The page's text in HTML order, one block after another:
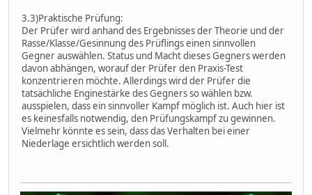
3.3)Praktische Prüfung:
Der Prüfer wird anhand des Ergebnisses der Theorie und der
Rasse/Klasse/Gesinnung des Prüflings einen sinnvollen
Gegner auswählen. Status und Macht dieses Gegners werden
davon abhängen, worauf der Prüfer den Praxis-Test
konzentrieren möchte. Allerdings wird der Prüfer die
tatsächliche Enginestärke des Gegners so wählen bzw.
ausspielen, dass ein sinnvoller Kampf möglich ist. Auch hier ist
es keinesfalls notwendig, den Prüfungskampf zu gewinnen.
Vielmehr könnte es sein, dass das Verhalten bei einer
Niederlage ersichtlich werden soll.